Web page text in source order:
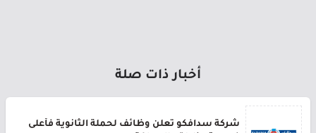
أخبار ذات صلة
شركة سدافكو تعلن وظائف لحملة الثانوية فأعلى